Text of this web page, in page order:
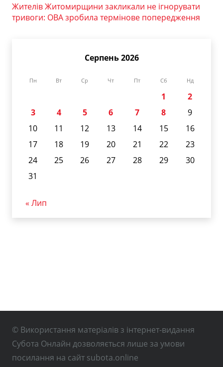
Жителів Житомирщини закликали не ігнорувати
тривоги: ОВА зробила термінове попередження
Серпень 2026
Пн Вт Ср Чт Пт Сб Нд
1
2
3
4 5 6 7 8
9
10
11 12 13 14 15
16
17
18 19 20 21 22
23
24
25 26 27 28 29
30
31
« Лип
© Використання матеріалів з інтернет-видання
Субота Онлайн дозволяється лише за умови
посилання на сайт subota.online